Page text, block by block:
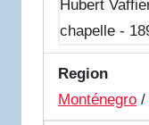
Region
Monténegro /